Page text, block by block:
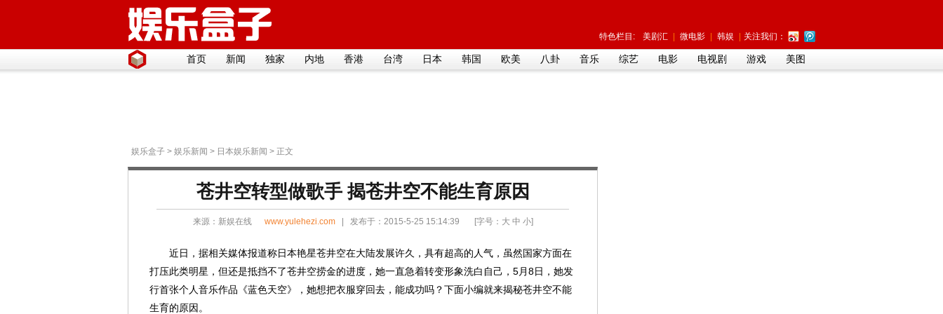
特色栏目: 美剧汇 微电影 韩娱 关注我们：
首页 新闻 独家 内地 香港 台湾 日本 韩国 欧美 八卦 音乐 综艺 电影 电视剧 游戏 美图
娱乐盒子 > 娱乐新闻 > 日本娱乐新闻 > 正文
苍井空转型做歌手 揭苍井空不能生育原因
来源： 新娱在线 www.yulehezi.com| 发布于：2015-5-25 15:14:39 [字号： 大 中 小]
近日，据相关媒体报道称日本艳星苍井空在大陆发展许久，具有超高的人气，虽然国家方面在
打压此类明星，但还是抵挡不了苍井空捞金的进度，她一直急着转变形象洗白自己，5月8日，她发
行首张个人音乐作品《蓝色天空》，她想把衣服穿回去，能成功吗？下面小编就来揭秘苍井空不能
生育的原因。